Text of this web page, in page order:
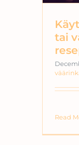
tai
Read